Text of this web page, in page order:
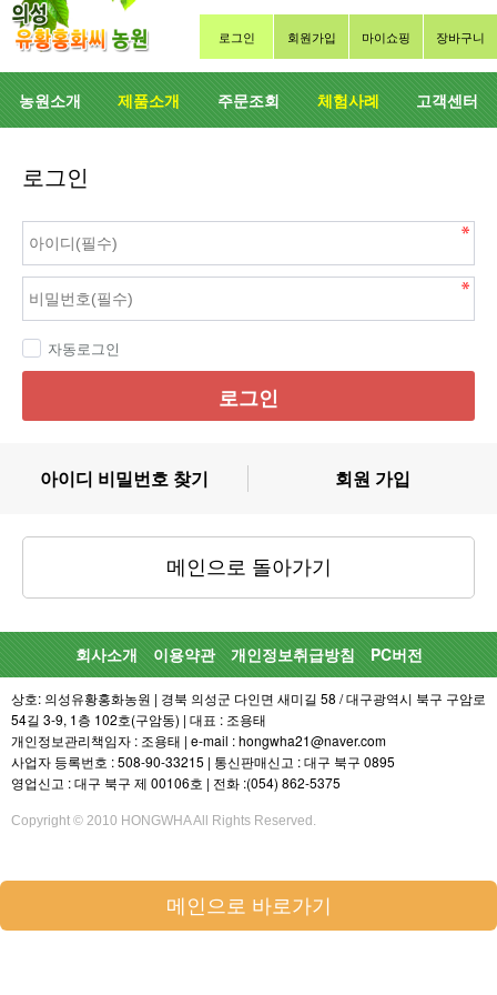
로그인 회원가입 마이쇼핑 장바구니
농원소개 제품소개 주문조회 체험사례 고객센터
로그인
자동로그인
로그인
아이디 비밀번호 찾기 회원 가입
메인으로 돌아가기
회사소개 이용약관 개인정보취급방침 PC버전
상호: 의성유황홍화농원 | 경북 의성군 다인면 새미길 58 / 대구광역시 북구 구암로
54길 3-9, 1층 102호(구암동) | 대표 : 조용태
개인정보관리책임자 : 조용태 | e-mail : hongwha21@naver.com
사업자 등록번호 : 508-90-33215 | 통신판매신고 : 대구 북구 0895
영업신고 : 대구 북구 제 00106호 | 전화 :(054) 862-5375
Copyright © 2010 HONGWHA All Rights Reserved.
메인으로 바로가기